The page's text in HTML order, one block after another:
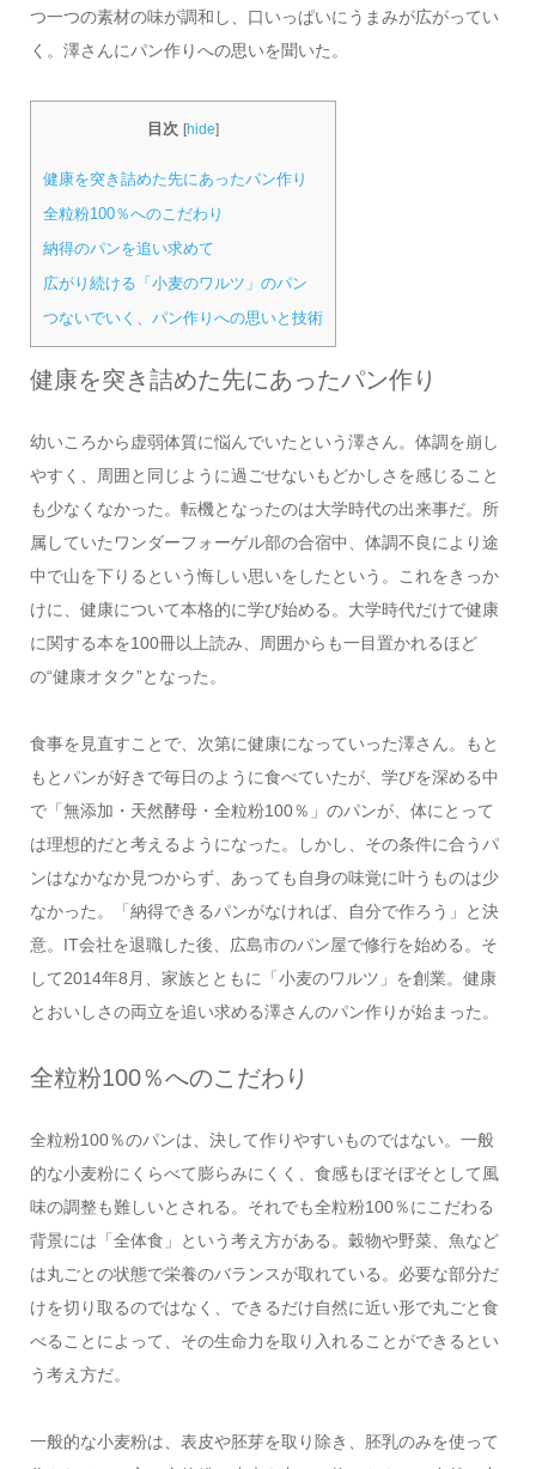
つ一つの素材の味が調和し、口いっぱいにうまみが広がってい
く。澤さんにパン作りへの思いを聞いた。
目次 [hide]
健康を突き詰めた先にあったパン作り
全粒粉100％へのこだわり
納得のパンを追い求めて
広がり続ける「小麦のワルツ」のパン
つないでいく、パン作りへの思いと技術
健康を突き詰めた先にあったパン作り
幼いころから虚弱体質に悩んでいたという澤さん。体調を崩し
やすく、周囲と同じように過ごせないもどかしさを感じること
も少なくなかった。転機となったのは大学時代の出来事だ。所
属していたワンダーフォーゲル部の合宿中、体調不良により途
中で山を下りるという悔しい思いをしたという。これをきっか
けに、健康について本格的に学び始める。大学時代だけで健康
に関する本を100冊以上読み、周囲からも一目置かれるほど
の“健康オタク”となった。
食事を見直すことで、次第に健康になっていった澤さん。もと
もとパンが好きで毎日のように食べていたが、学びを深める中
で「無添加・天然酵母・全粒粉100％」のパンが、体にとって
は理想的だと考えるようになった。しかし、その条件に合うパ
ンはなかなか見つからず、あっても自身の味覚に叶うものは少
なかった。「納得できるパンがなければ、自分で作ろう」と決
意。IT会社を退職した後、広島市のパン屋で修行を始める。そ
して2014年8月、家族とともに「小麦のワルツ」を創業。健康
とおいしさの両立を追い求める澤さんのパン作りが始まった。
全粒粉100％へのこだわり
全粒粉100％のパンは、決して作りやすいものではない。一般
的な小麦粉にくらべて膨らみにくく、食感もぼそぼそとして風
味の調整も難しいとされる。それでも全粒粉100％にこだわる
背景には「全体食」という考え方がある。穀物や野菜、魚など
は丸ごとの状態で栄養のバランスが取れている。必要な部分だ
けを切り取るのではなく、できるだけ自然に近い形で丸ごと食
べることによって、その生命力を取り入れることができるとい
う考え方だ。
一般的な小麦粉は、表皮や胚芽を取り除き、胚乳のみを使って